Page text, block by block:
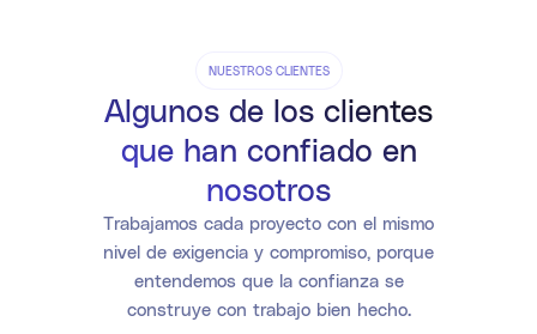
NUESTROS CLIENTES
Algunos de los clientes
que han confiado en
nosotros
Trabajamos cada proyecto con el mismo
nivel de exigencia y compromiso, porque
entendemos que la confianza se
construye con trabajo bien hecho.